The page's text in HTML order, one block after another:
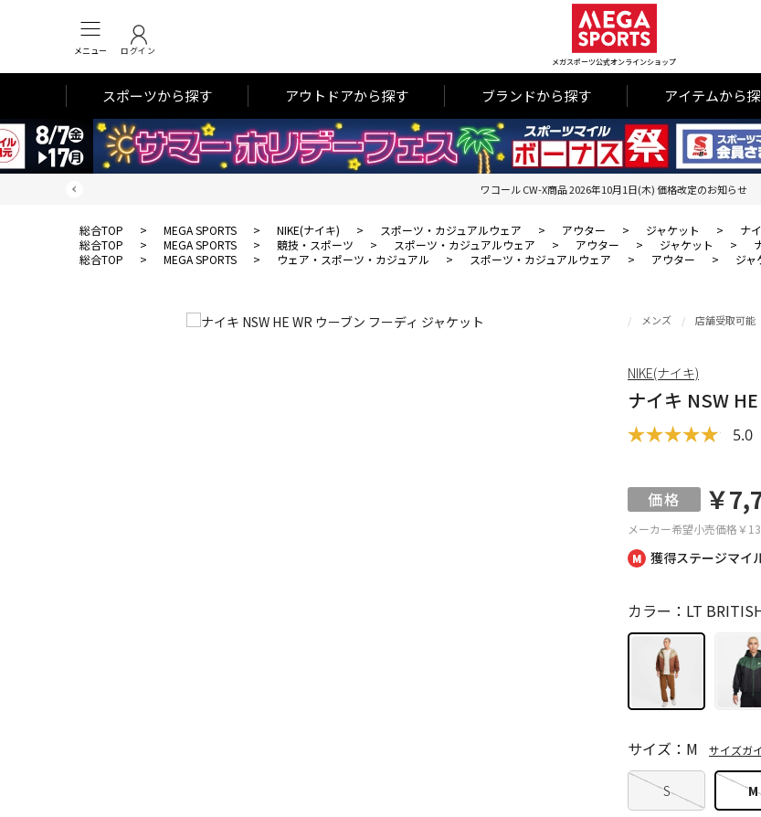
メニュー ログイン
メガスポーツ公式オンラインショップ
スポーツから探す アウトドアから探す ブランドから探す アイテムから
ワコール CW-X商品 2026年10月1日(木) 価格改定のお知らせ
総合TOP > MEGA SPORTS > NIKE(ナイキ) > スポーツ・カジュアルウェア > アウター > ジャケット >
ナ
総合TOP
> MEGA SPORTS > 競技・スポーツ > スポーツ・カジュアルウェア > アウター > ジャケット >
総合TOP
> MEGA SPORTS > ウェア・スポーツ・カジュアル > スポーツ・カジュアルウェア > アウター > ジャ
獲得ステージマイ
メンズ 店舗受取可能
ナイキ NSW
5.0
メーカー希望小売価格￥
￥
カラー：LT
S M
サイズ：M サイズガ
NIKE(ナイキ)